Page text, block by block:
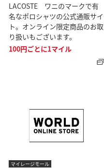
LACOSTE ワニのマークで有
名なポロシャツの公式通販サイ
ト。オンライン限定商品のお取
り扱いもございます。
100円ごとに1マイル
マイレージモール